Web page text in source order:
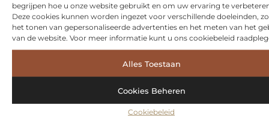
begrijpen hoe u onze website gebruikt en om uw ervaring te
Deze cookies kunnen worden ingezet voor verschillende doeleinden,
het tonen van gepersonaliseerde advertenties en het meten van het
van de website. Voor meer informatie kunt u ons cookiebeleid
Alles Toestaan
Cookies Beheren
Cookiebeleid
Symbiont360: Innovatieve EMS-training in Utrecht voor een
effectieve workout